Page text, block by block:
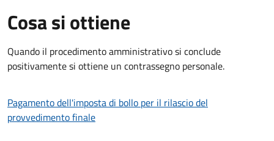
Cosa si ottiene
Quando il procedimento amministrativo si conclude
positivamente si ottiene un contrassegno personale.
Pagamento dell'imposta di bollo per il rilascio del
provvedimento finale